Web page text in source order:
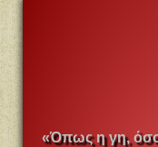
«Όπωςη γη, όσο